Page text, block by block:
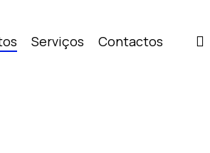
Serviços Contactos